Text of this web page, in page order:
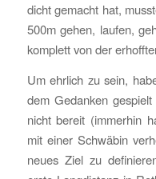
dicht gemacht hat,
500m gehen, laufen,
komplett von der
Um ehrlich zu sein,
dem Gedanken
nicht bereit (immerhin
mit einer Schwäbin
neues Ziel zu